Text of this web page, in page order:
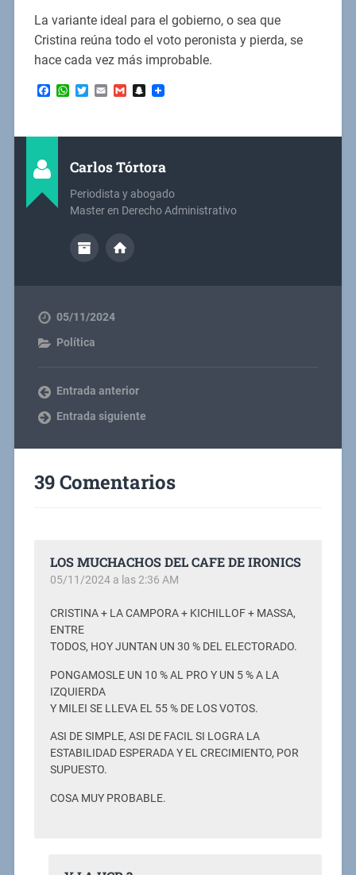
La variante ideal para el gobierno, o sea que
Cristina reúna todo el voto peronista y pierda, se
hace cada vez más improbable.
Facebook
WhatsApp
Twitter
EmailGmailSnapchat
Carlos Tórtora
Periodista y abogado
Master en Derecho Administrativo
05/11/2024
Política
Entrada anterior
Entrada siguiente
39 Comentarios
LOS MUCHACHOS DEL CAFE DE IRONICS
05/11/2024 a las 2:36 AM
CRISTINA + LA CAMPORA + KICHILLOF + MASSA,
ENTRE
TODOS, HOY JUNTAN UN 30 % DEL ELECTORADO.
PONGAMOSLE UN 10 % AL PRO Y UN 5 % A LA
IZQUIERDA
Y MILEI SE LLEVA EL 55 % DE LOS VOTOS.
ASI DE SIMPLE, ASI DE FACIL SI LOGRA LA
ESTABILIDAD ESPERADA Y EL CRECIMIENTO, POR
SUPUESTO.
COSA MUY PROBABLE.